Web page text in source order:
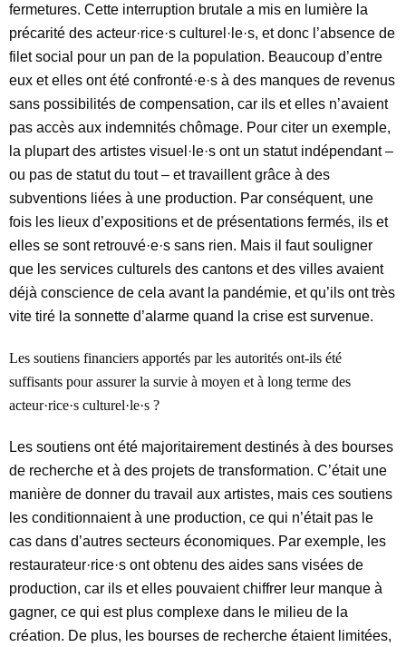
fermetures. Cette interruption brutale a mis en lumière la
précarité des acteur·rice·s culturel·le·s, et donc l’absence de
filet social pour un pan de la population. Beaucoup d’entre
eux et elles ont été confronté·e·s à des manques de revenus
sans possibilités de compensation, car ils et elles n’avaient
pas accès aux indemnités chômage. Pour citer un exemple,
la plupart des artistes visuel·le·s ont un statut indépendant –
ou pas de statut du tout – et travaillent grâce à des
subventions liées à une production. Par conséquent, une
fois les lieux d’expositions et de présentations fermés, ils et
elles se sont retrouvé·e·s sans rien. Mais il faut souligner
que les services culturels des cantons et des villes avaient
déjà conscience de cela avant la pandémie, et qu’ils ont très
vite tiré la sonnette d’alarme quand la crise est survenue.
Les soutiens financiers apportés par les autorités ont-ils été
suffisants pour assurer la survie à moyen et à long terme des
acteur·rice·s culturel·le·s ?
Les soutiens ont été majoritairement destinés à des bourses
de recherche et à des projets de transformation. C’était une
manière de donner du travail aux artistes, mais ces soutiens
les conditionnaient à une production, ce qui n’était pas le
cas dans d’autres secteurs économiques. Par exemple, les
restaurateur·rice·s ont obtenu des aides sans visées de
production, car ils et elles pouvaient chiffrer leur manque à
gagner, ce qui est plus complexe dans le milieu de la
création. De plus, les bourses de recherche étaient limitées,